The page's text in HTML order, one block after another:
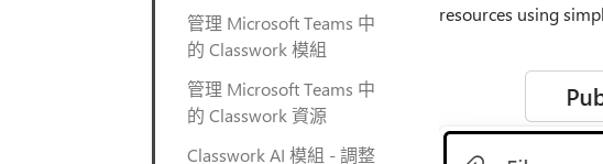
管理 Microsoft Teams 中
的 Classwork 模組
管理 Microsoft Teams 中
的 Classwork 資源
Classwork AI 模組 - 調整
resources using